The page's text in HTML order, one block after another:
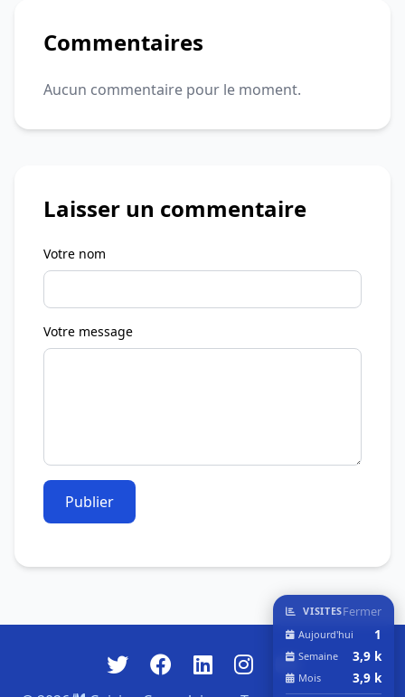
Commentaires
Aucun commentaire pour le moment.
Laisser un commentaire
Votre nom
Votre message
Publier
VISITESFermer
Aujourd'hui 1
Semaine 3,9 k
Mois 3,9 k